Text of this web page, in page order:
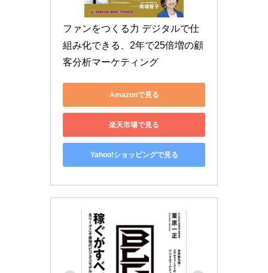
ファンをつくる力 デジタルで仕
組み化できる、2年で25倍増の顧
客分析マーケティング
Amazonで見る
楽天市場で見る
Yahoo!ショッピングで見る